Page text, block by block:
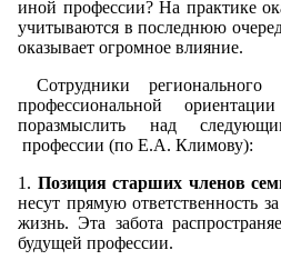
иной профессии? На практике
учитываются в последнюю
оказывает огромное влияние.
Сотрудники регионального
профессиональной
поразмыслить над
профессии (по Е.А. Климову):
1. Позиция старших членов
несут прямую ответственность
жизнь. Эта забота
будущей профессии.